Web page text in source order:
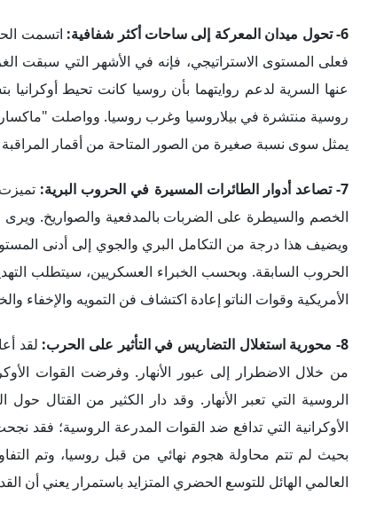
6- تحول ميدان المعركة إلى ساحات أكثر شفافية:
اتسمت
فعلى المستوى الاستراتيجي، فإنه في الأشهر التي سبقت
عنها السرية لدعم روايتهما بأن روسيا كانت تحيط
روسية منتشرة في بيلاروسيا وغرب روسيا. وواصلت "ماكسار"
يمثل سوى نسبة صغيرة من الصور المتاحة من أقمار المراقبة
7- تصاعد أدوار الطائرات المسيرة في الحروب البرية:
الخصم والسيطرة على الضربات بالمدفعية والصواريخ. ويرى
ويضيف هذا درجة من التكامل البري والجوي إلى أدنى
الحروب السابقة. وبحسب الخبراء العسكريين، سيتطلب
الأمريكية وقوات الناتو إعادة اكتشاف فن التمويه والإخفاء
8- محورية استغلال التضاريس في التأثير على الحرب:
لقد
من خلال الاضطرار إلى عبور الأنهار. وفرضت القوات
الروسية التي تعبر الأنهار. وقد دار الكثير من القتال
الأوكرانية التي تدافع ضد القوات المدرعة الروسية؛
بحيث لم تتم محاولة هجوم نهائي من قبل روسيا، وتم
العالمي الهائل للتوسع الحضري المتزايد باستمرار يعني أن